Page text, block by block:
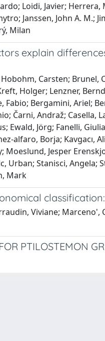
Loidi, Javier;
Janssen, John A. M.;
Milan
explain
Carsten; Brunel,
Holger; Lenzner,
Fabio; Bergamini, Ariel;
Čarni, Andraž; Casella,
Ewald, Jörg; Fanelli,
Borja;
Jesper
Urban; Stanisci,
Mark
Viviane;
PTILOSTEMON